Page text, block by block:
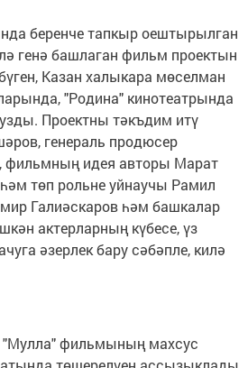
беренче тапкыр оештырылган
генә башлаган фильм проектын
Казан халыкара мөселман
"Родина" кинотеатрында
Проектны тәкъдим итү
генераль продюсер
фильмның идея авторы Марат
төп рольне уйнаучы Рамил
Галиәскаров һәм башкалар
актерларның күбесе, үз
әзерлек бару сәбәпле, килә
"Мулла" фильмының махсус